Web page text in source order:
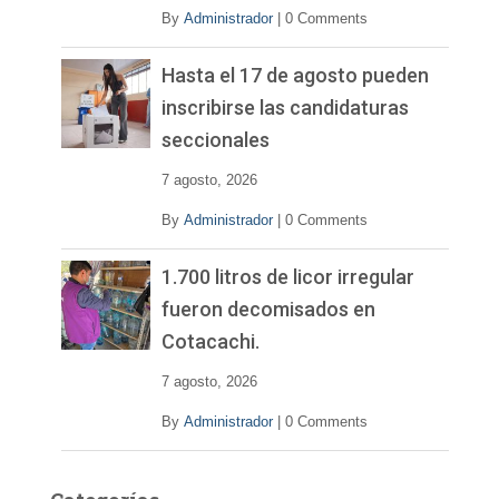
By Administrador 0 Comments
Hasta el 17 de agosto pueden
inscribirse las candidaturas
seccionales
7 agosto, 2026
By Administrador 0 Comments
1.700 litros de licor irregular
fueron decomisados en
Cotacachi.
7 agosto, 2026
By Administrador 0 Comments